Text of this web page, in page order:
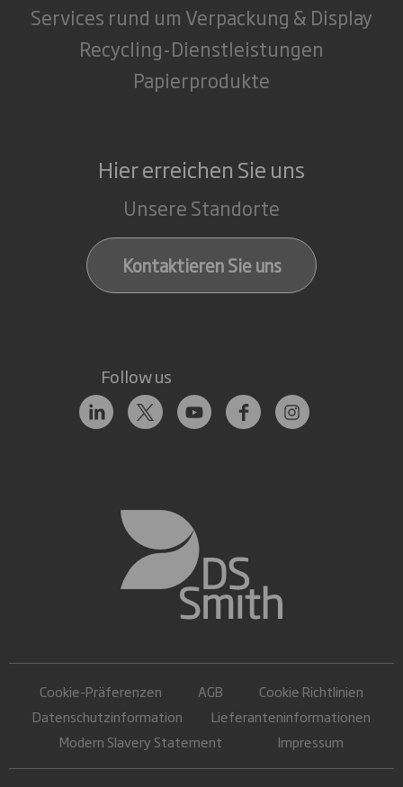
Services rund um Verpackung & Display
Recycling-Dienstleistungen
Papierprodukte
Hier erreichen Sie uns
Unsere Standorte
Kontaktieren Sie uns
Follow us
Cookie-Präferenzen AGB
Cookie Richtlinien
Datenschutzinformation
Lieferanteninformationen
Modern Slavery Statement
Impressum